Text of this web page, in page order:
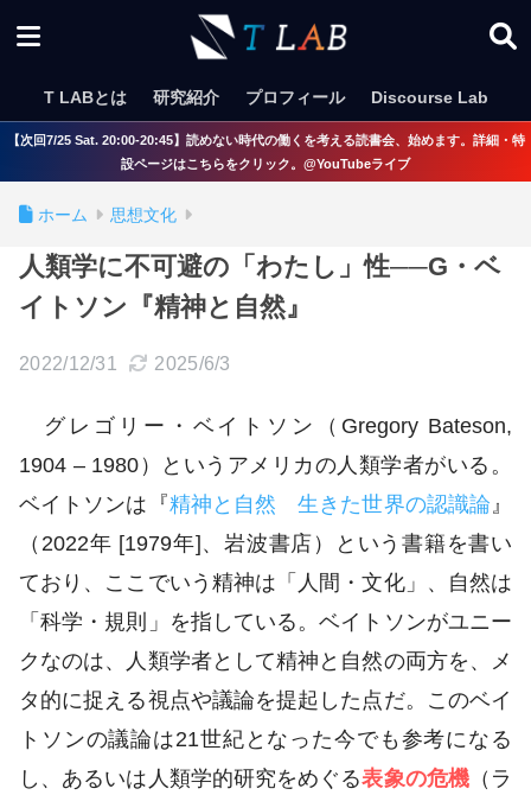
T LABとは 研究紹介 プロフィール Discourse Lab
【次回7/25 Sat. 20:00-20:45】読めない時代の働くを考える読書会、始めます。詳細・特
設ページはこちらをクリック。@YouTubeライブ
ホーム 思想文化
人類学に不可避の「わたし」性──G・ベ
イトソン『精神と自然』
2022/12/31 2025/6/3
グレゴリー・ベイトソン（Gregory Bateson,
1904 – 1980）というアメリカの人類学者がいる。
ベイトソンは『精神と自然 生きた世界の認識論 』
（2022年 [1979年]、岩波書店）という書籍を書い
ており、ここでいう精神は「人間・文化」、自然は
「科学・規則」を指している。ベイトソンがユニー
クなのは、人類学者として精神と自然の両方を、メ
タ的に捉える視点や議論を提起した点だ。このベイ
トソンの議論は21世紀となった今でも参考になる
し、あるいは人類学的研究をめぐる表象の危機（ラ